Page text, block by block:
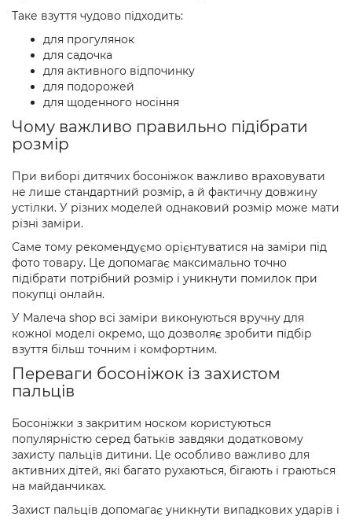
Таке взуття чудово підходить:
для прогулянок
для садочка
для активного відпочинку
для подорожей
для щоденного носіння
Чому важливо правильно підібрати
розмір
При виборі дитячих босоніжок важливо враховувати
не лише стандартний розмір, а й фактичну довжину
устілки. У різних моделей однаковий розмір може мати
різні заміри.
Саме тому рекомендуємо орієнтуватися на заміри під
фото товару. Це допомагає максимально точно
підібрати потрібний розмір і уникнути помилок при
покупці онлайн.
У Малеча shop всі заміри виконуються вручну для
кожної моделі окремо, що дозволяє зробити підбір
взуття більш точним і комфортним.
Переваги босоніжок із захистом
пальців
Босоніжки з закритим носком користуються
популярністю серед батьків завдяки додатковому
захисту пальців дитини. Це особливо важливо для
активних дітей, які багато рухаються, бігають і граються
на майданчиках.
Захист пальців допомагає уникнути випадкових ударів і